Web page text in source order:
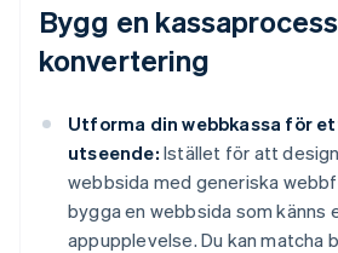
Bygg en
konvertering
Utforma din webbkassa för
utseende: Istället för att
webbsida med generiska
bygga en webbsida som känns
appupplevelse. Du kan matcha